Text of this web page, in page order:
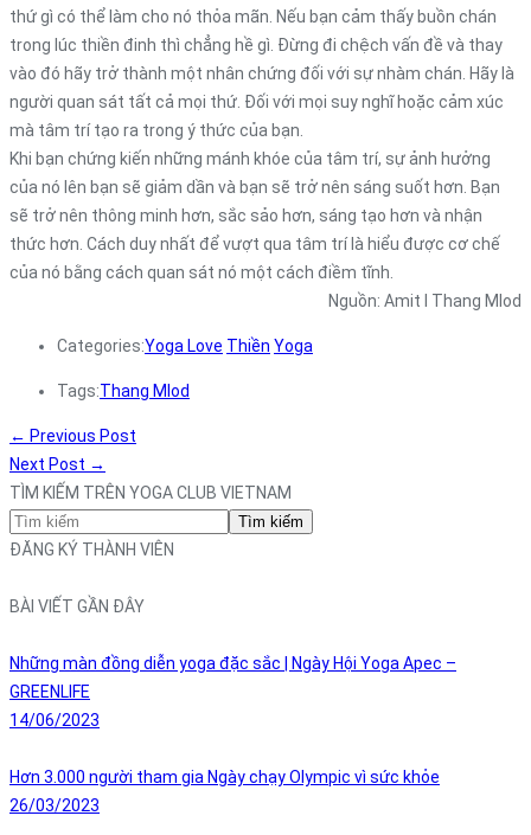
thứ gì có thể làm cho nó thỏa mãn. Nếu bạn cảm thấy buồn chán
trong lúc thiền đinh thì chẳng hề gì. Đừng đi chệch vấn đề và thay
vào đó hãy trở thành một nhân chứng đối với sự nhàm chán. Hãy là
người quan sát tất cả mọi thứ. Đối với mọi suy nghĩ hoặc cảm xúc
mà tâm trí tạo ra trong ý thức của bạn.
Khi bạn chứng kiến ​​những mánh khóe của tâm trí, sự ảnh hưởng
của nó lên bạn sẽ giảm dần và bạn sẽ trở nên sáng suốt hơn. Bạn
sẽ trở nên thông minh hơn, sắc sảo hơn, sáng tạo hơn và nhận
thức hơn. Cách duy nhất để vượt qua tâm trí là hiểu được cơ chế
của nó bằng cách quan sát nó một cách điềm tĩnh.
Nguồn: Amit l Thang Mlod
Categories:Yoga Love Thiền Yoga
Tags:Thang Mlod
← Previous Post
Next Post →
TÌM KIẾM TRÊN YOGA CLUB VIETNAM
Tìm kiếm
ĐĂNG KÝ THÀNH VIÊN
BÀI VIẾT GẦN ĐÂY
Những màn đồng diễn yoga đặc sắc | Ngày Hội Yoga Apec –
GREENLIFE
14/06/2023
Hơn 3.000 người tham gia Ngày chạy Olympic vì sức khỏe
26/03/2023